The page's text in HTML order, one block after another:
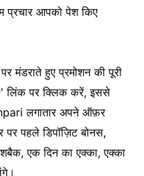
प्रचार आपको पेश किए
मंडराते हुए प्रमोशन की पूरी
लिंक पर क्लिक करें, इससे
लगातार अपने ऑफ़र
पहले डिपॉज़िट बोनस,
एक दिन का एक्का, एक्का